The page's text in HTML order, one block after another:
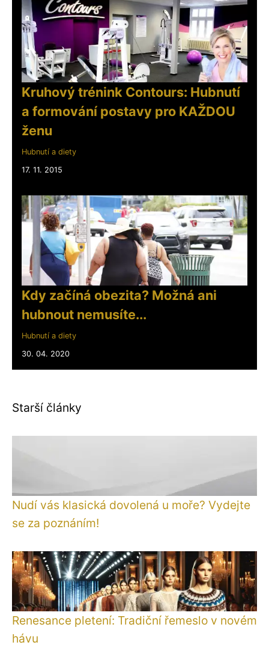
Kruhový trénink Contours: Hubnutí
a formování postavy pro KAŽDOU
ženu
Hubnutí a diety
17. 11. 2015
Kdy začíná obezita? Možná ani
hubnout nemusíte...
Hubnutí a diety
30. 04. 2020
Starší články
Nudí vás klasická dovolená u moře? Vydejte
se za poznáním!
Renesance pletení: Tradiční řemeslo v novém
hávu